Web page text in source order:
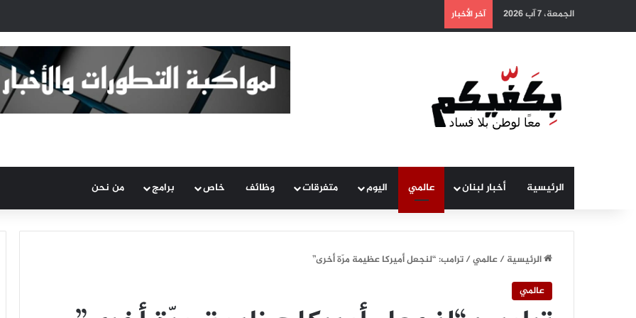
الجمعة، 7 آب 2026 آخر الأخبار
الرئيسية أخبار لبنان عالمي اليوم متفرقات وظائف خاص برامج من نحن
الرئيسية/عالمي/ترامب: “لنجعل أميركا عظيمة مرّة أخرى”
عالمي